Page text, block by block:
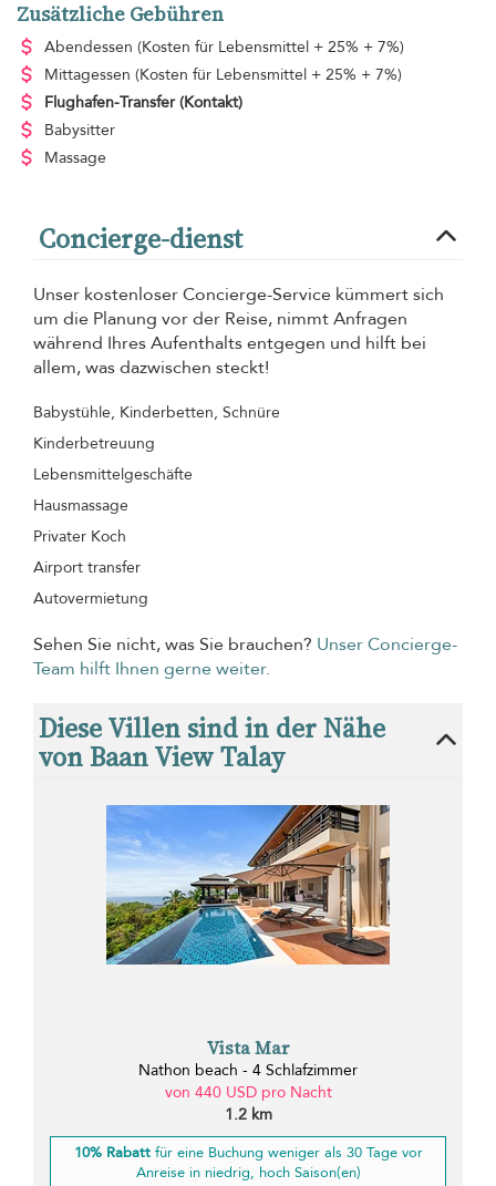
Zusätzliche Gebühren
Abendessen (Kosten für Lebensmittel + 25% + 7%)
Mittagessen (Kosten für Lebensmittel + 25% + 7%)
Flughafen-Transfer (Kontakt)
Babysitter
Massage
Concierge-dienst
Unser kostenloser Concierge-Service kümmert sich
um die Planung vor der Reise, nimmt Anfragen
während Ihres Aufenthalts entgegen und hilft bei
allem, was dazwischen steckt!
Babystühle, Kinderbetten, Schnüre
Kinderbetreuung
Lebensmittelgeschäfte
Hausmassage
Privater Koch
Airport transfer
Autovermietung
Sehen Sie nicht, was Sie brauchen? Unser Concierge-
Team hilft Ihnen gerne weiter.
Diese Villen sind in der Nähe
von Baan View Talay
Vista Mar
Nathon beach - 4 Schlafzimmer
von 440 USD pro Nacht
1.2 km
10% Rabattfür eine Buchung weniger als 30 Tage vor
Anreise in niedrig, hoch Saison(en)